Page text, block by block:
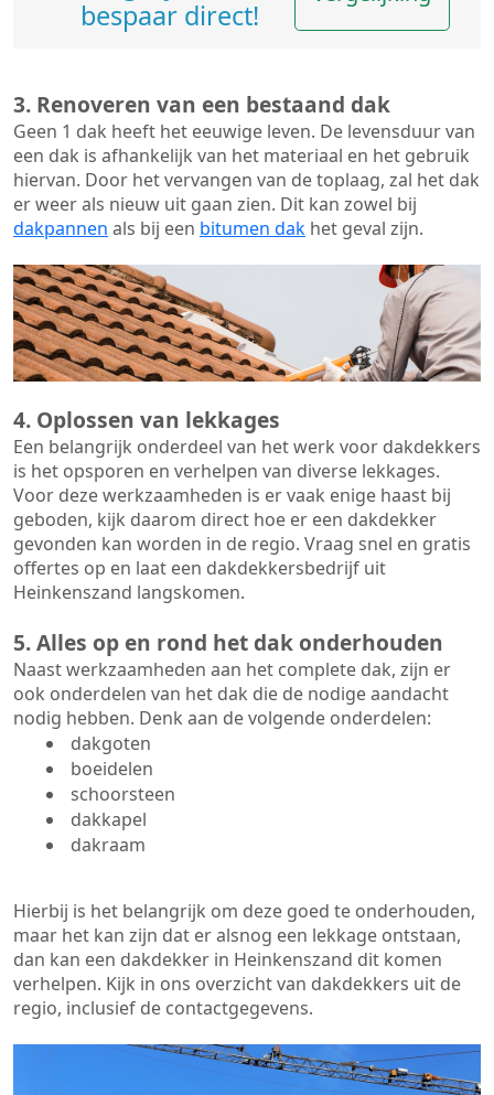
bespaar direct!
3. Renoveren van een bestaand dak
Geen 1 dak heeft het eeuwige leven. De levensduur van
een dak is afhankelijk van het materiaal en het gebruik
hiervan. Door het vervangen van de toplaag, zal het dak
er weer als nieuw uit gaan zien. Dit kan zowel bij
dakpannen als bij een bitumen dak het geval zijn.
4. Oplossen van lekkages
Een belangrijk onderdeel van het werk voor dakdekkers
is het opsporen en verhelpen van diverse lekkages.
Voor deze werkzaamheden is er vaak enige haast bij
geboden, kijk daarom direct hoe er een dakdekker
gevonden kan worden in de regio. Vraag snel en gratis
offertes op en laat een dakdekkersbedrijf uit
Heinkenszand langskomen.
5. Alles op en rond het dak onderhouden
Naast werkzaamheden aan het complete dak, zijn er
ook onderdelen van het dak die de nodige aandacht
nodig hebben. Denk aan de volgende onderdelen:
dakgoten
boeidelen
schoorsteen
dakkapel
dakraam
Hierbij is het belangrijk om deze goed te onderhouden,
maar het kan zijn dat er alsnog een lekkage ontstaan,
dan kan een dakdekker in Heinkenszand dit komen
verhelpen. Kijk in ons overzicht van dakdekkers uit de
regio, inclusief de contactgegevens.